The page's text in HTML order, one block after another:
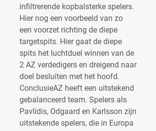
infiltrerende kopbalsterke spelers.
Hier nog een voorbeeld van zo
een voorzet richting de diepe
targetspits. Hier gaat de diepe
spits het luchtduel winnen van de
2 AZ verdedigers en dreigend naar
doel besluiten met het hoofd.
ConclusieAZ heeft een uitstekend
gebalanceerd team. Spelers als
Pavlidis, Odgaard en Karlsson zijn
uitstekende spelers, die in Europa